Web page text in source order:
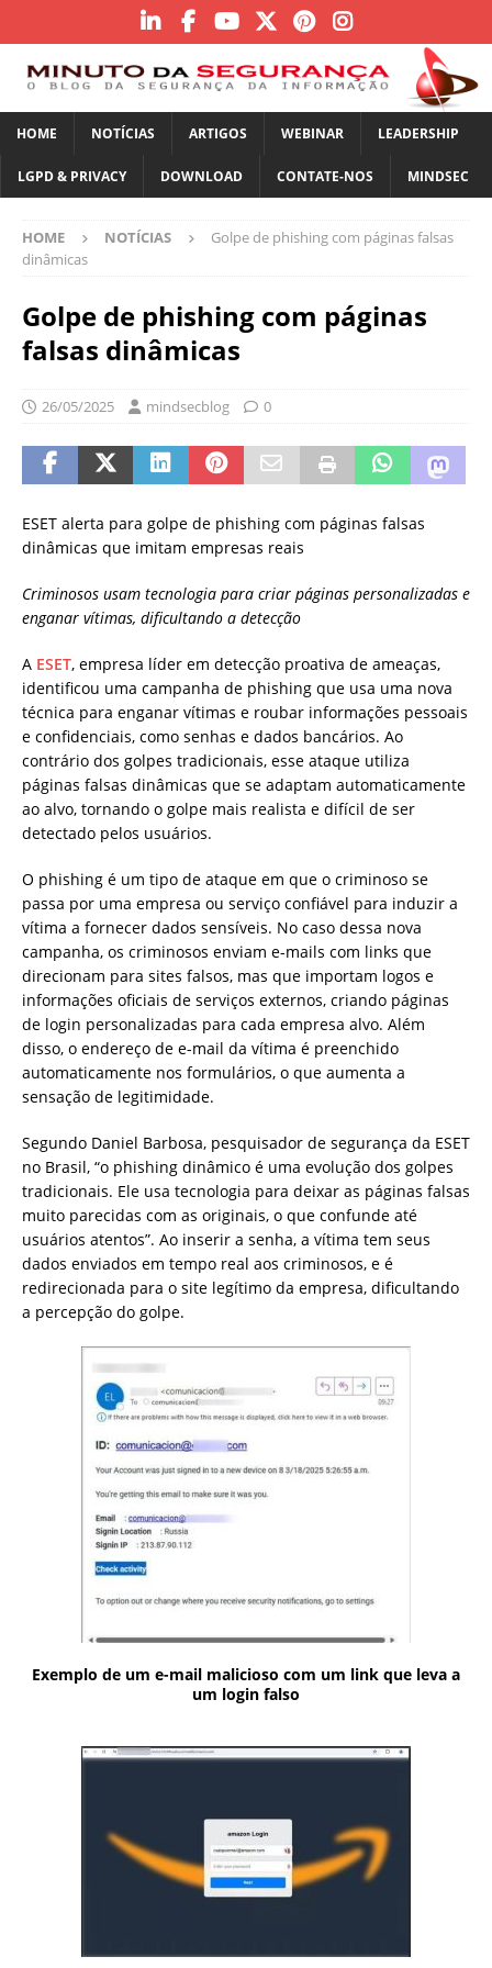
HOME NOTÍCIAS ARTIGOS WEBINAR LEADERSHIP
LGPD & PRIVACY DOWNLOAD CONTATE-NOS MINDSEC
HOME NOTÍCIAS
Golpe de phishing com páginas falsas
dinâmicas
Golpe de phishing com páginas
falsas dinâmicas
26/05/2025 mindsecblog 0
ESET alerta para golpe de phishing com páginas falsas
dinâmicas que imitam empresas reais
Criminosos usam tecnologia para criar páginas personalizadas e
enganar vítimas, dificultando a detecção
A ESET, empresa líder em detecção proativa de ameaças,
identificou uma campanha de phishing que usa uma nova
técnica para enganar vítimas e roubar informações pessoais
e confidenciais, como senhas e dados bancários. Ao
contrário dos golpes tradicionais, esse ataque utiliza
páginas falsas dinâmicas que se adaptam automaticamente
ao alvo, tornando o golpe mais realista e difícil de ser
detectado pelos usuários.
O phishing é um tipo de ataque em que o criminoso se
passa por uma empresa ou serviço confiável para induzir a
vítima a fornecer dados sensíveis. No caso dessa nova
campanha, os criminosos enviam e-mails com links que
direcionam para sites falsos, mas que importam logos e
informações oficiais de serviços externos, criando páginas
de login personalizadas para cada empresa alvo. Além
disso, o endereço de e-mail da vítima é preenchido
automaticamente nos formulários, o que aumenta a
sensação de legitimidade.
Segundo Daniel Barbosa, pesquisador de segurança da ESET
no Brasil, “o phishing dinâmico é uma evolução dos golpes
tradicionais. Ele usa tecnologia para deixar as páginas falsas
muito parecidas com as originais, o que confunde até
usuários atentos”. Ao inserir a senha, a vítima tem seus
dados enviados em tempo real aos criminosos, e é
redirecionada para o site legítimo da empresa, dificultando
a percepção do golpe.
Exemplo de um e-mail malicioso com um link que leva a
um login falso